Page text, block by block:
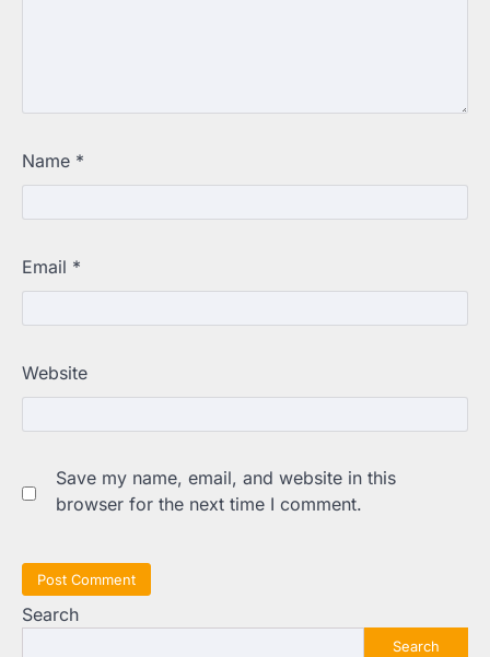
Name *
Email *
Website
Save my name, email, and website in this
browser for the next time I comment.
Search
Search